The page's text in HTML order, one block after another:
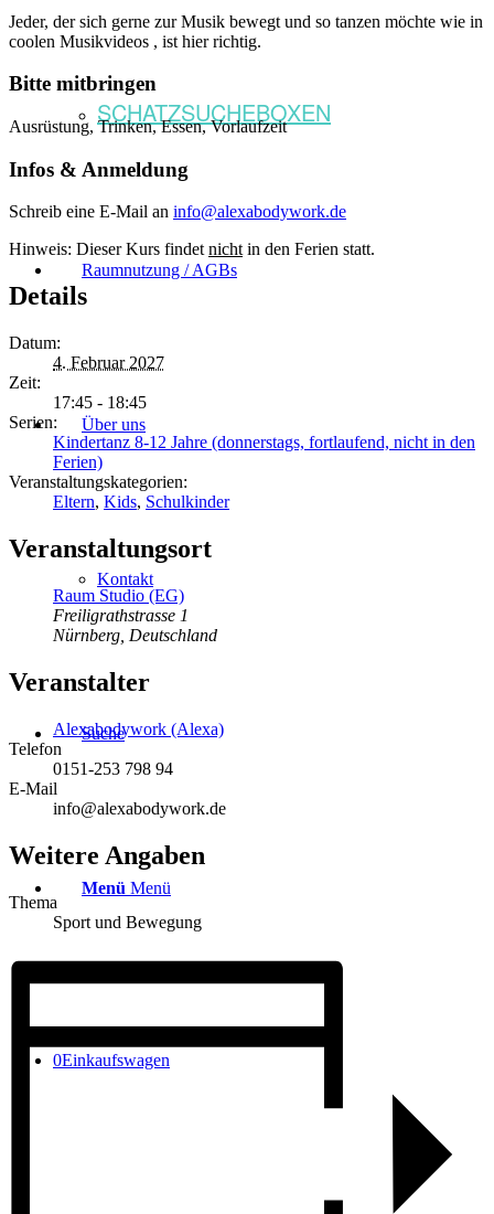
SCHATZSUCHEBOXEN
Raumnutzung / AGBs
Über uns
Kontakt
Suche
Menü Menü
0Einkaufswagen
Jeder, der sich gerne zur Musik bewegt und so tanzen möchte wie in
coolen Musikvideos , ist hier richtig.
Bitte mitbringen
Ausrüstung, Trinken, Essen, Vorlaufzeit
Infos & Anmeldung
Schreib eine E-Mail an info@alexabodywork.de
Hinweis: Dieser Kurs findetnichtin den Ferien statt.
Details
Datum:
4. Februar 2027
Zeit:
17:45 - 18:45
Serien:
Kindertanz 8-12 Jahre (donnerstags, fortlaufend, nicht in den
Ferien)
Veranstaltungskategorien:
Eltern, Kids, Schulkinder
Veranstaltungsort
Raum Studio (EG)
Freiligrathstrasse 1
Nürnberg Deutschland
Veranstalter
Alexabodywork (Alexa)
Telefon
0151-253 798 94
E-Mail
info@alexabodywork.de
Weitere Angaben
Thema
Sport und Bewegung